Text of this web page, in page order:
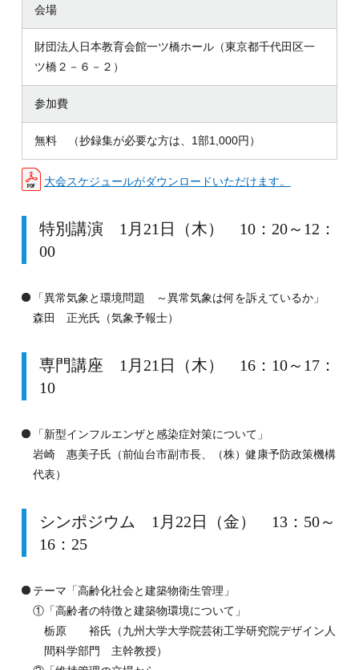
会場
財団法人日本教育会館一ツ橋ホール（東京都千代田区一
ツ橋２－６－２）
参加費
無料 （抄録集が必要な方は、1部1,000円）
大会スケジュールがダウンロードいただけます。
特別講演 1月21日（木） 10：20～12：
00
「異常気象と環境問題 ～異常気象は何を訴えているか」
森田 正光氏（気象予報士）
専門講座 1月21日（木） 16：10～17：
10
「新型インフルエンザと感染症対策について」
岩崎 惠美子氏（前仙台市副市長、（株）健康予防政策機構
代表）
シンポジウム 1月22日（金） 13：50～
16：25
テーマ「高齢化社会と建築物衛生管理」
①「高齢者の特徴と建築物環境について」
栃原 裕氏（九州大学大学院芸術工学研究院デザイン人
間科学部門 主幹教授）